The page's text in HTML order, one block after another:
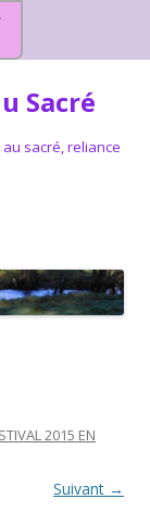
Sacré
sacré, reliance
principal
2015 EN
Suivant →